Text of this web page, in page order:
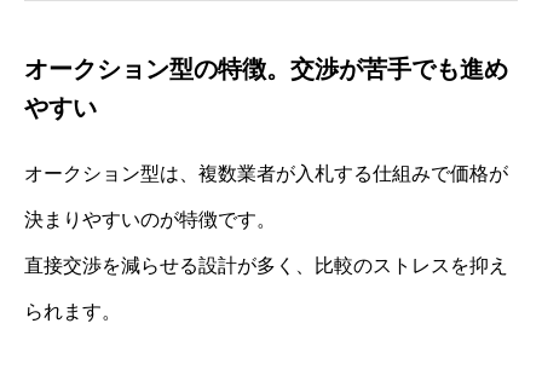
オークション型の特徴。交渉が苦手でも進め
やすい
オークション型は、複数業者が入札する仕組みで価格が
決まりやすいのが特徴です。
直接交渉を減らせる設計が多く、比較のストレスを抑え
られます。